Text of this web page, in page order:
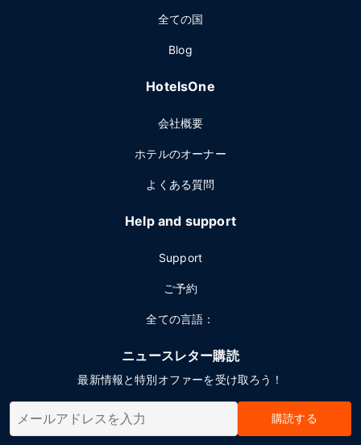
全ての国
Blog
HotelsOne
会社概要
ホテルのオーナー
よくある質問
Help and support
Support
ご予約
全ての言語：
ニュースレター購読
最新情報と特別オファーを受け取ろう！
購読する